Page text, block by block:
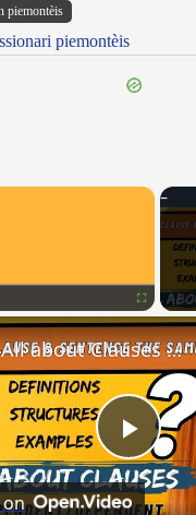
piemontèis
piemontèis
×
Fullscreen
Play
All about Clauses || English Grammar || ESL Advice